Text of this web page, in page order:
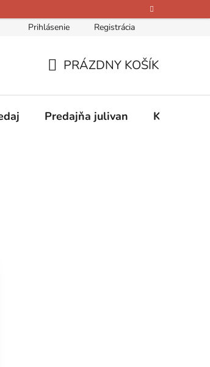
Kontakty O nás Hodnotenie obchodu
Prihlásenie Registrácia
KOŠÍK
PRÁZDNY KOŠÍK
Predajňa julivan Kontakty